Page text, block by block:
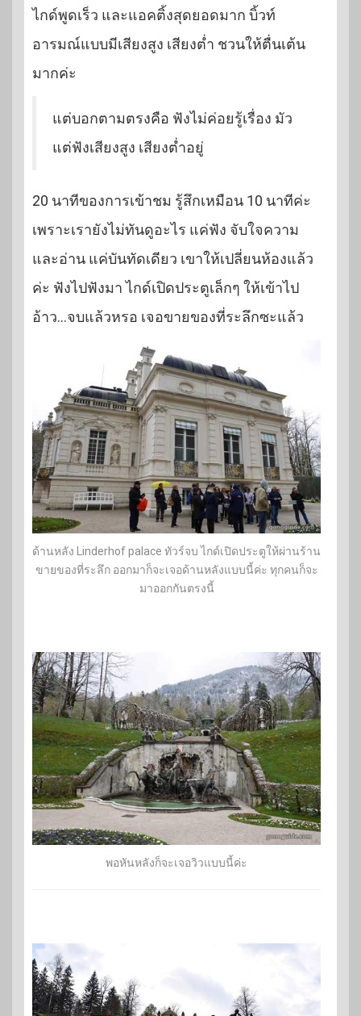
ไกด์พูดเร็ว และแอคติ้งสุดยอดมาก บิ้วท์
อารมณ์แบบมีเสียงสูง เสียงต่ำ ชวนให้ตื่นเต้น
มากค่ะ
แต่บอกตามตรงคือ ฟังไม่ค่อยรู้เรื่อง มัว
แต่ฟังเสียงสูง เสียงต่ำอยู่
20 นาทีของการเข้าชม รู้สึกเหมือน 10 นาทีค่ะ
เพราะเรายังไม่ทันดูอะไร แค่ฟัง จับใจความ
และอ่าน แค่บันทัดเดียว เขาให้เปลี่ยนห้องแล้ว
ค่ะ ฟังไปฟังมา ไกด์เปิดประตูเล็กๆ ให้เข้าไป
อ้าว…จบแล้วหรอ เจอขายของที่ระลึกซะแล้ว
ด้านหลัง Linderhof palace ทัวร์จบ ไกด์เปิดประตูให้ผ่านร้าน
ขายของที่ระลึก ออกมาก็จะเจอด้านหลังแบบนี้ค่ะ ทุกคนก็จะ
มาออกกันตรงนี้
พอหันหลังก็จะเจอวิวแบบนี้ค่ะ